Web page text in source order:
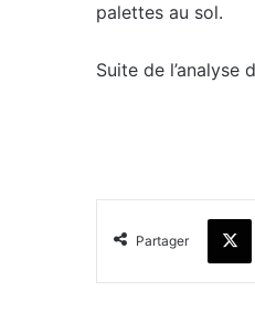
palettes au sol.
Suite de l’analyse
Partager
X